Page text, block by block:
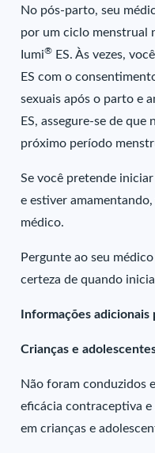
No pós-parto, seu
por um ciclo menstrual
Iumi® ES. Às vezes,
ES com o
sexuais após o parto e
ES, assegure-se de
próximo período
Se você pretende
e estiver
médico.
Pergunte ao seu
certeza de quando
Informações
Crianças e
Não foram conduzidos
eficácia contraceptiva e
em crianças e